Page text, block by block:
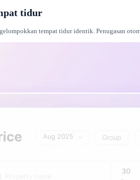
tidur
tempat tidur identik. Penugasan